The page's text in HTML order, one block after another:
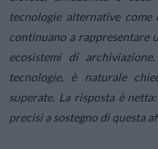
tecnologie alternative
continuano a rappresentare
ecosistemi di
tecnologie, è naturale
superate. La risposta è
precisi a sostegno di questa